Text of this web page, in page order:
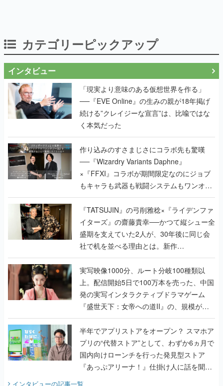
カテゴリーピックアップ
インタビュー
「現実より意味のある仮想世界を作る」
──『EVE Online』の生みの親が18年掲げ
続ける”クレイジーな宣言”は、比喩ではな
く本気だった
作り込みのすさまじさにコラボ先も驚嘆
──『Wizardry Variants Daphne』
×『FFXI』コラボが期間限定なのにジョブ
もキャラも武器も戦闘システムもワンオフ
で作り込まれた理由を両ディレクターに聞
く
『TATSUJIN』の弓削雅稔×『ライデンファ
イターズ』の齋藤貴幸──かつて縦シュー全
盛期を支えていた2人が、30年後に同じ会
社で机を並べる理由とは。新作
『TATSUJIN EXTREME』で初タッグを組
んだレジェンド2人に訊く開発秘話
実写映像1000分、ルート分岐100種類以
上。配信開始5日で100万本を売った、中国
発の実写インタラクティブドラマゲーム
『盛世天下：女帝への道II』の、規模が違
うこだわりをプロデューサーに聞いた
半年でアプリストアをオープン？ スマホア
プリの“代替ストア”として、わずか6ヵ月で
国内向けローンチを行った発見型ストア
『あっぷアリーナ！』仕掛け人に話を聞い
インタビューの記事一覧